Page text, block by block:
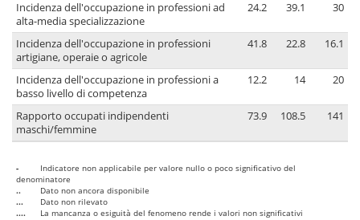
Incidenza dell'occupazione in professioni ad
alta-media specializzazione
24.2 39.1 30
Incidenza dell'occupazione in professioni
artigiane, operaie o agricole
41.8 22.8 16.1
Incidenza dell'occupazione in professioni a
basso livello di competenza
12.2 14 20
Rapporto occupati indipendenti
maschi/femmine
73.9 108.5 141
-
Indicatore non applicabile per valore nullo o poco significativo del
denominatore
..
Dato non ancora disponibile
...
Dato non rilevato
....
La mancanza o esiguità del fenomeno rende i valori non significativi